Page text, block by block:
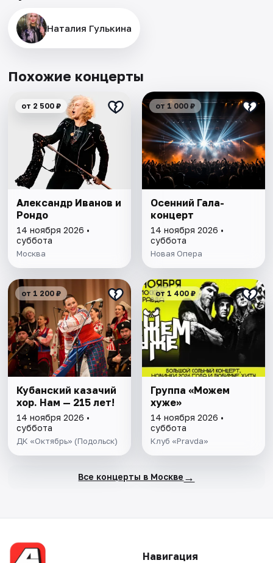
Наталия Гулькина
Похожие концерты
от 2 500 ₽
Александр Иванов и
Рондо
14 ноября 2026 •
суббота
Москва
от 1 000 ₽
Осенний Гала-
концерт
14 ноября 2026 •
суббота
Новая Опера
от 1 200 ₽
Кубанский казачий
хор. Нам — 215 лет!
14 ноября 2026 •
суббота
ДК «Октябрь» (Подольск)
от 1 400 ₽
Группа «Можем
хуже»
14 ноября 2026 •
суббота
Клуб «Pravda»
Все концерты в Москве →
Навигация